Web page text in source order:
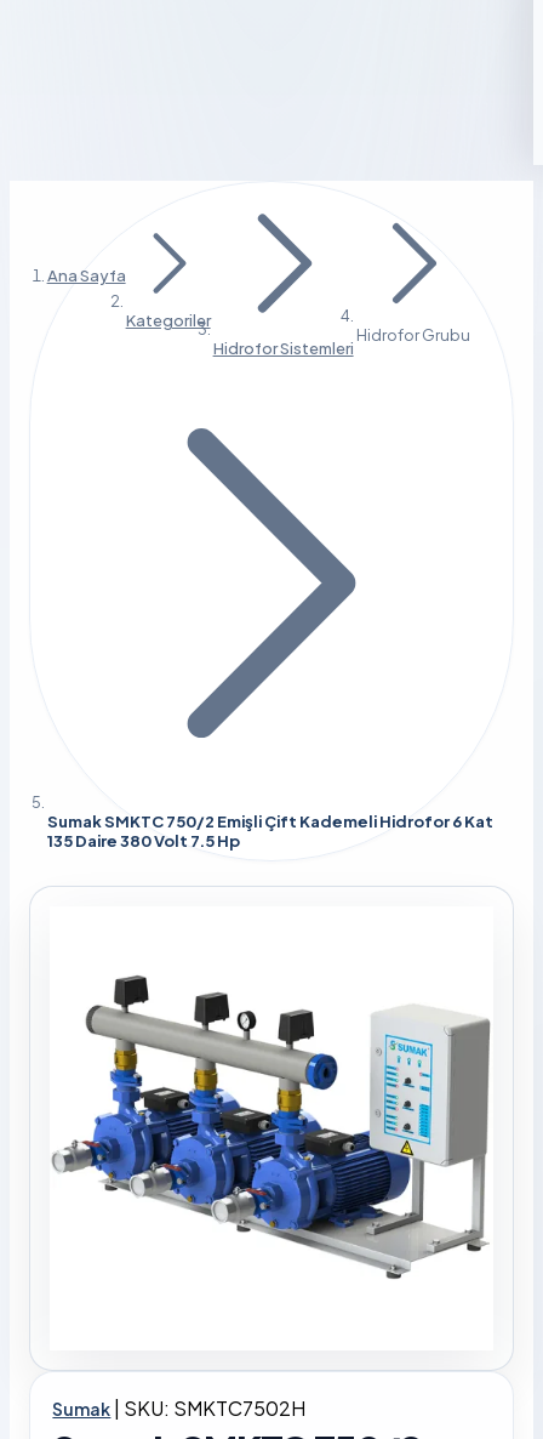
Ana Sayfa
Kategoriler
Hidrofor Sistemleri
Hidrofor Grubu
Sumak SMKTC 750/2 Emişli Çift Kademeli Hidrofor 6 Kat
135 Daire 380 Volt 7.5 Hp
Sumak | SKU: SMKTC7502H